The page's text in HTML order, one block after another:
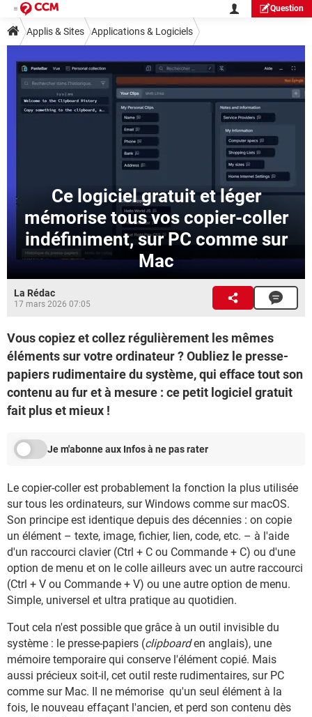
Question
Applis & Sites Applications & Logiciels
Ce logiciel gratuit et léger
mémorise tous vos copier-coller
indéfiniment, sur PC comme sur
Mac
La Rédac
17 mars 2026 07:05
Vous copiez et collez régulièrement les mêmes
éléments sur votre ordinateur ? Oubliez le presse-
papiers rudimentaire du système, qui efface tout son
contenu au fur et à mesure : ce petit logiciel gratuit
fait plus et mieux !
Je m'abonne aux Infos à ne pas rater
Le copier-coller est probablement la fonction la plus utilisée
sur tous les ordinateurs, sur Windows comme sur macOS.
Son principe est identique depuis des décennies : on copie
un élément – texte, image, fichier, lien, code, etc. – à l'aide
d'un raccourci clavier (Ctrl + C ou Commande + C) ou d'une
option de menu et on le colle ailleurs avec un autre raccourci
(Ctrl + V ou Commande + V) ou une autre option de menu.
Simple, universel et ultra pratique au quotidien.
Tout cela n'est possible que grâce à un outil invisible du
système : le presse-papiers (clipboarden anglais), une
mémoire temporaire qui conserve l'élément copié. Mais
aussi précieux soit-il, cet outil reste rudimentaires, sur PC
comme sur Mac. Il ne mémorise qu'un seul élément à la
fois, le nouveau effaçant l'ancien, et perd son contenu dès